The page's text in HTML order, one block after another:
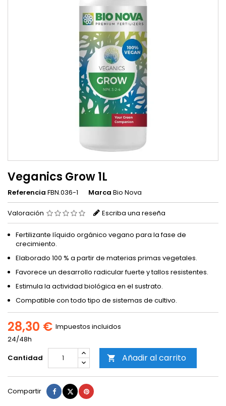
Veganics Grow 1L
Referencia FBN.036-1 Marca Bio Nova
Valoración Escriba una reseña
Fertilizante líquido orgánico vegano para la fase de
crecimiento.
Elaborado 100 % a partir de materias primas vegetales.
Favorece un desarrollo radicular fuerte y tallos resistentes.
Estimula la actividad biológica en el sustrato.
Compatible con todo tipo de sistemas de cultivo.
28,30 € Impuestos incluidos
24/48h
Cantidad
 Añadir al carrito
Compartir Compartir
TuitearPinterest